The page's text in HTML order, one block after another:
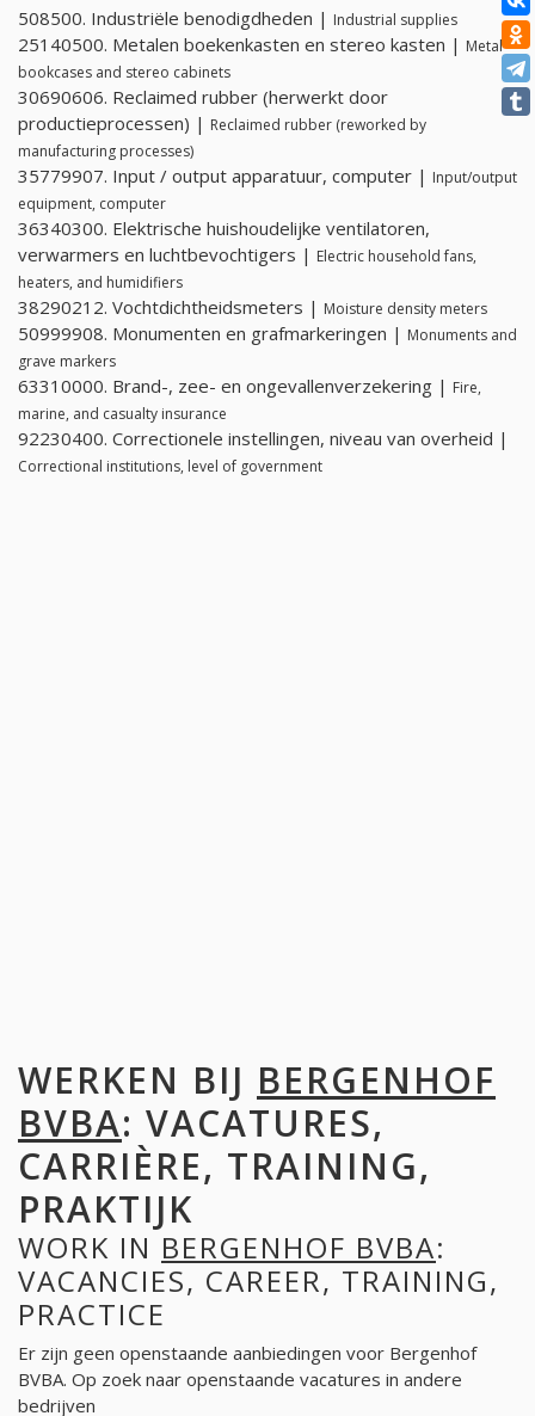
508500. Industriële benodigdheden | Industrial supplies
25140500. Metalen boekenkasten en stereo kasten | Metal
bookcases and stereo cabinets
30690606. Reclaimed rubber (herwerkt door
productieprocessen) | Reclaimed rubber (reworked by
manufacturing processes)
35779907. Input / output apparatuur, computer | Input/output
equipment, computer
36340300. Elektrische huishoudelijke ventilatoren,
verwarmers en luchtbevochtigers | Electric household fans,
heaters, and humidifiers
38290212. Vochtdichtheidsmeters | Moisture density meters
50999908. Monumenten en grafmarkeringen | Monuments and
grave markers
63310000. Brand-, zee- en ongevallenverzekering | Fire,
marine, and casualty insurance
92230400. Correctionele instellingen, niveau van overheid |
Correctional institutions, level of government
WERKEN BIJ BERGENHOF
BVBA: VACATURES,
CARRIÈRE, TRAINING,
PRAKTIJK
WORK IN BERGENHOF BVBA:
VACANCIES, CAREER, TRAINING,
PRACTICE
Er zijn geen openstaande aanbiedingen voor Bergenhof
BVBA. Op zoek naar openstaande vacatures in andere
bedrijven